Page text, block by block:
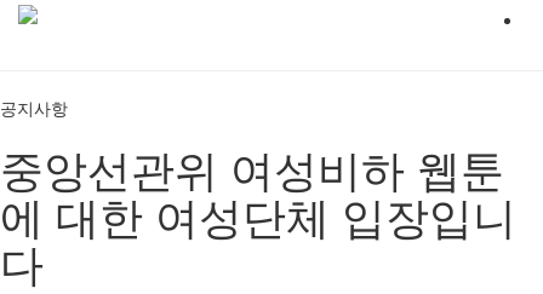
공지사항
중앙선관위 여성비하 웹툰
에 대한 여성단체 입장입니
다